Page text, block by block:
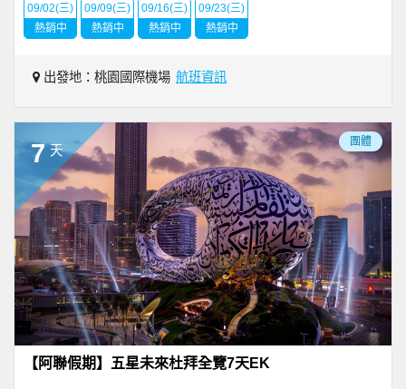
09/02(三)
熱銷中
09/09(三)
熱銷中
09/16(三)
熱銷中
09/23(三)
熱銷中
出發地：桃園國際機場 航班資訊
7 天
團體
【阿聯假期】五星未來杜拜全覽7天EK